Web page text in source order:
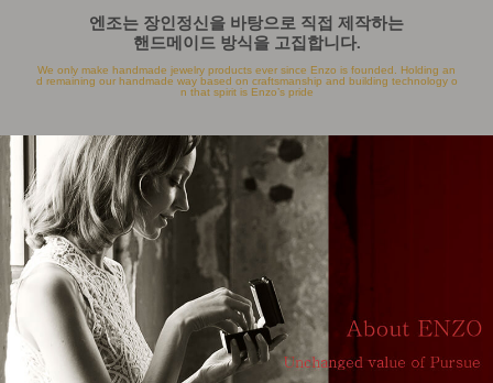
엔조는 장인정신을 바탕으로 직접 제작하는
핸드메이드 방식을 고집합니다.
We only make handmade jewelry products ever since Enzo is founded. Holding an
d remaining our handmade way based on craftsmanship and building technology o
n that spirit is Enzo’s pride